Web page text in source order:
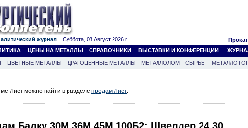
журнал Суббота, 08 Август 2026 г.
ЦЕНЫ НА МЕТАЛЛЫ СПРАВОЧНИКИ ВЫСТАВКИ И КОНФЕРЕНЦИИ
ЦВЕТНЫЕ МЕТАЛЛЫ ДРАГОЦЕННЫЕ МЕТАЛЛЫ МЕТАЛЛОЛОМ СЫРЬЕ
Лист можно найти в разделе продам Лист.
Балку 30М,36М,45М,100Б2; Швеллер 24,30